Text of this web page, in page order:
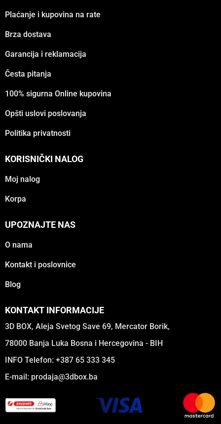
Plaćanje i kupovina na rate
Brza dostava
Garancija i reklamacija
Česta pitanja
100% sigurna Online kupovina
Opšti uslovi poslovanja
Politika privatnosti
KORISNIČKI NALOG
Moj nalog
Korpa
UPOZNAJTE NAS
O nama
Kontakt i poslovnice
Blog
KONTAKT INFORMACIJE
3D BOX, Aleja Svetog Save 69, Mercator Borik,
78000 Banja Luka Bosna i Hercegovina - BIH
INFO Telefon: +387 65 333 345
E-mail: prodaja@3dbox.ba